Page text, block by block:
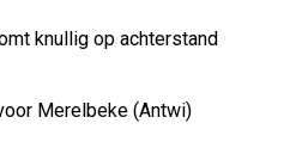
knullig op achterstand
Merelbeke (Antwi)